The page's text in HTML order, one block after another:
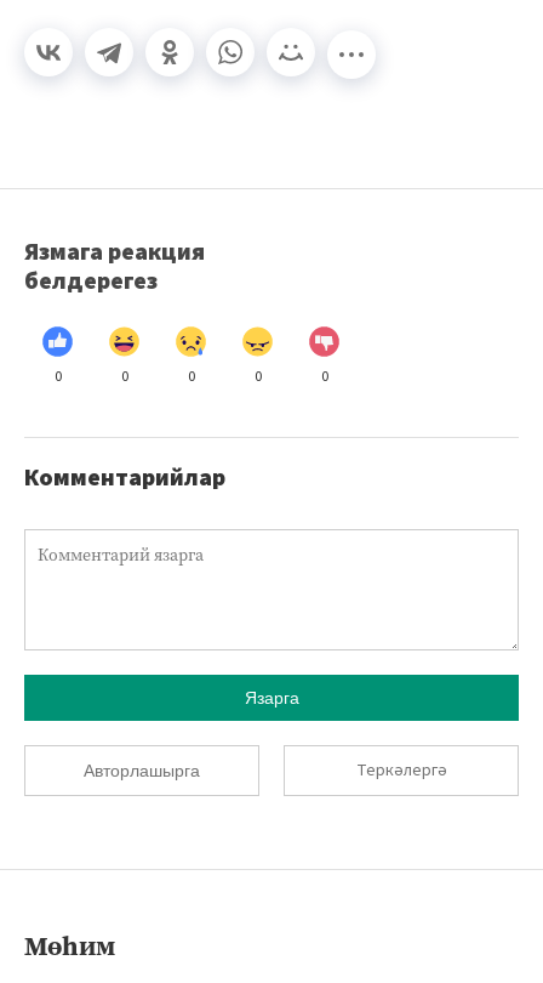
Язмага реакция
белдерегез
0 0 0 0 0
Комментарийлар
Язарга
Авторлашырга Теркәлергә
Мөһим